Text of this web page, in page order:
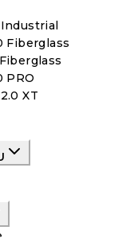
Fiberglass
PRO
XT